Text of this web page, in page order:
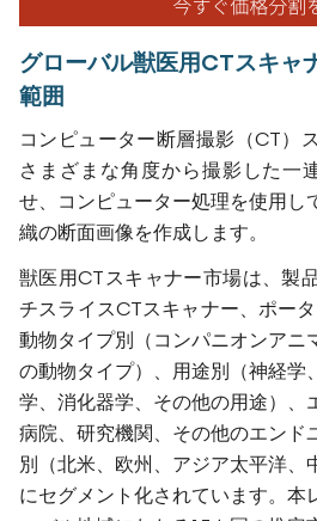
グローバル獣医用CTスキャ
範囲
コンピューター断層撮影（CT）
さまざまな角度から撮影した一
せ、コンピューター処理を使用し
織の断面画像を作成します。
獣医用CTスキャナー市場は、製
チスライスCTスキャナー、ポー
動物タイプ別（コンパニオンアニ
の動物タイプ）、用途別（神経学
学、消化器学、その他の用途）、
病院、研究機関、その他のエンド
別（北米、欧州、アジア太平洋、
にセグメント化されています。本